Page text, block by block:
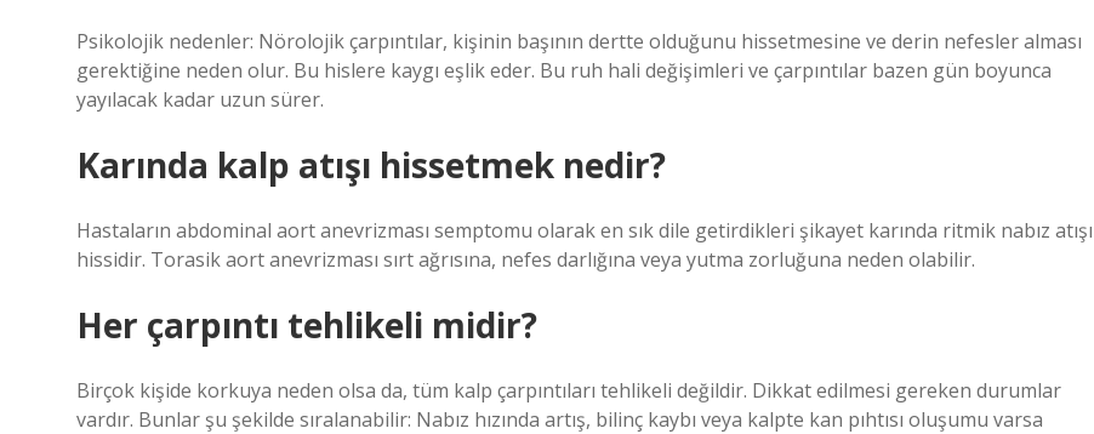
Psikolojik nedenler: Nörolojik çarpıntılar, kişinin başının dertte olduğunu hissetmesine ve derin nefesler alması
gerektiğine neden olur. Bu hislere kaygı eşlik eder. Bu ruh hali değişimleri ve çarpıntılar bazen gün boyunca
yayılacak kadar uzun sürer.
Karında kalp atışı hissetmek nedir?
Hastaların abdominal aort anevrizması semptomu olarak en sık dile getirdikleri şikayet karında ritmik nabız atışı
hissidir. Torasik aort anevrizması sırt ağrısına, nefes darlığına veya yutma zorluğuna neden olabilir.
Her çarpıntı tehlikeli midir?
Birçok kişide korkuya neden olsa da, tüm kalp çarpıntıları tehlikeli değildir. Dikkat edilmesi gereken durumlar
vardır. Bunlar şu şekilde sıralanabilir: Nabız hızında artış, bilinç kaybı veya kalpte kan pıhtısı oluşumu varsa